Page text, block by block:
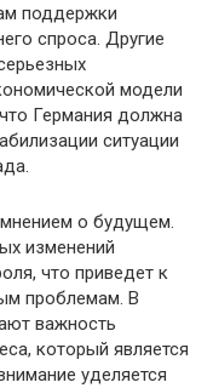
поддержки
спроса. Другие
модели
Германия должна
ситуации
о будущем.
изменений
что приведет к
проблемам. В
важность
который является
уделяется